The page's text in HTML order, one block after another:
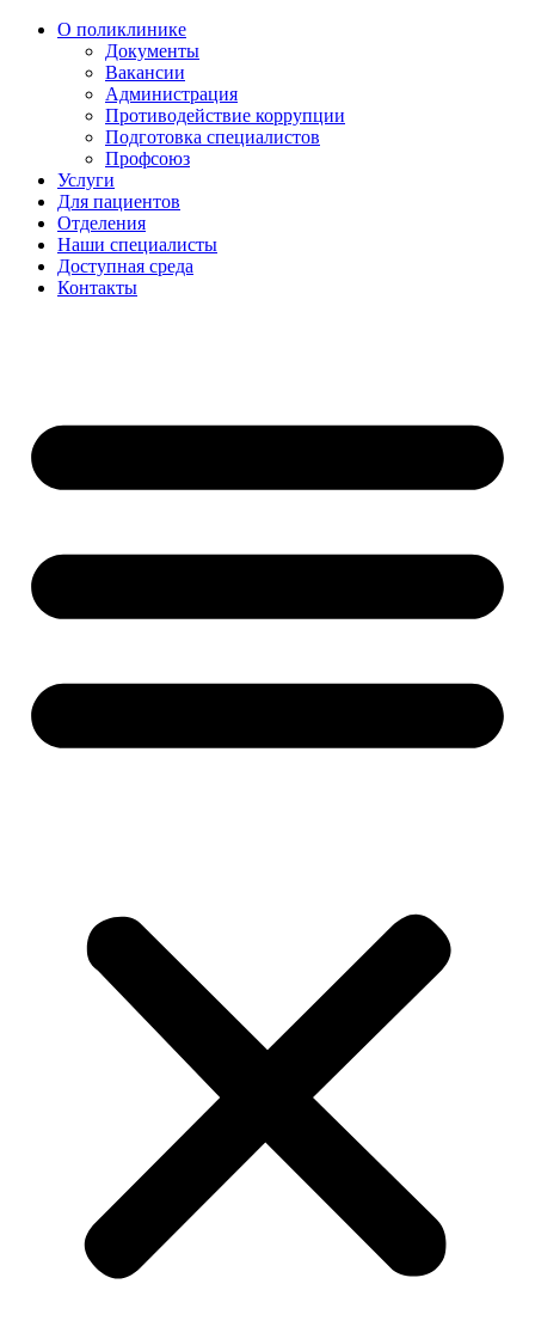
О поликлинике
Документы
Вакансии
Администрация
Противодействие коррупции
Подготовка специалистов
Профсоюз
Услуги
Для пациентов
Отделения
Наши специалисты
Доступная среда
Контакты